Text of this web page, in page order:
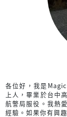
各位好，我是
上人，畢業於台中
航警局服役。我熱
經驗。如果你有興